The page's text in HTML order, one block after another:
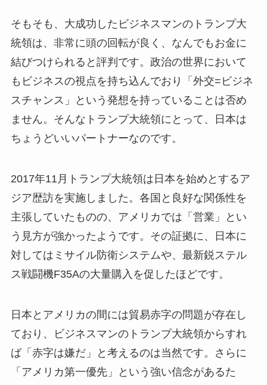
そもそも、大成功したビジネスマンのトランプ大
統領は、非常に頭の回転が良く、なんでもお金に
結びつけられると評判です。政治の世界において
もビジネスの視点を持ち込んでおり「外交=ビジネ
スチャンス」という発想を持っていることは否め
ません。そんなトランプ大統領にとって、日本は
ちょうどいいパートナーなのです。
2017年11月トランプ大統領は日本を始めとするア
ジア歴訪を実施しました。各国と良好な関係性を
主張していたものの、アメリカでは「営業」とい
う見方が強かったようです。その証拠に、日本に
対してはミサイル防衛システムや、最新鋭ステル
ス戦闘機F35Aの大量購入を促したほどです。
日本とアメリカの間には貿易赤字の問題が存在し
ており、ビジネスマンのトランプ大統領からすれ
ば「赤字は嫌だ」と考えるのは当然です。さらに
「アメリカ第一優先」という強い信念があるた